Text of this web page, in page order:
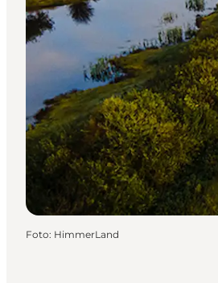
Foto: HimmerLand